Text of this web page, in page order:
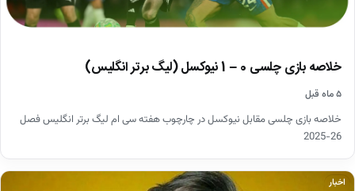
خلاصه بازی چلسی 0 – 1 نیوکسل (لیگ برتر انگلیس)
۵ ماه قبل
خلاصه بازی چلسی مقابل نیوکسل در چارچوب هفته سی ام لیگ برتر انگلیس فصل
26-2025
اخبار